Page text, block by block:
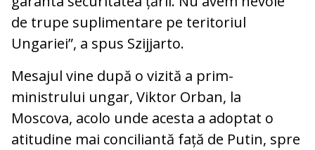
de trupe suplimentare pe teritoriul
Ungariei”, a spus Szijjarto.
Mesajul vine după o vizită a prim-
ministrului ungar, Viktor Orban, la
Moscova, acolo unde acesta a adoptat o
atitudine mai conciliantă față de Putin, spre